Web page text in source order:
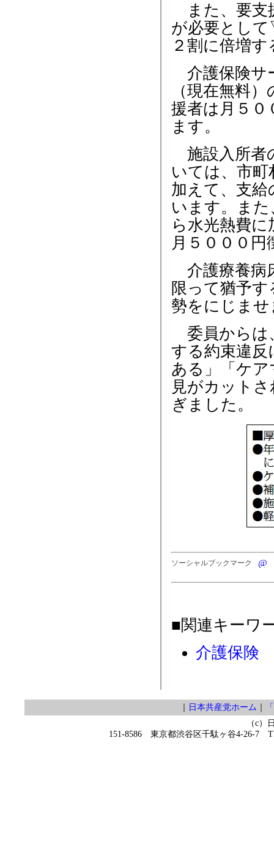
また、要支
が必要とし
２割に倍増
介護保険サ
（現在無料
援者は月５０
ます。
施設入所者
いては、市
加えて、支
います。ま
ら水光熱費
月５０００
介護療養病
限って猶予
勢をにじま
委員からは
する約束違反
ある」「ケ
見がカット
ぎました。
ソーシャルブックマーク
■関連キーワ
介護保険
日本共産党ホーム
（c）
151-8586 東京都渋谷区千駄ヶ谷4-26-7